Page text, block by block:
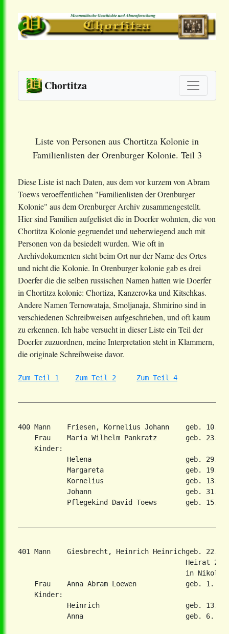
Chortitza
Liste von Personen aus Chortitza Kolonie in
Familienlisten der Orenburger Kolonie. Teil 3
Diese Liste ist nach Daten, aus dem vor kurzem von Abram
Toews veroeffentlichen "Familienlisten der Orenburger
Kolonie" aus dem Orenburger Archiv zusammengestellt.
Hier sind Familien aufgelistet die in Doerfer wohnten, die von
Chortitza Kolonie gegruendet und ueberwiegend auch mit
Personen von da besiedelt wurden. Wie oft in
Archivdokumenten steht beim Ort nur der Name des Ortes
und nicht die Kolonie. In Orenburger kolonie gab es drei
Doerfer die die selben russischen Namen hatten wie Doerfer
in Chortitza kolonie: Chortiza, Kanzerovka und Kitschkas.
Andere Namen Ternowataja, Smoljanaja, Shmirino sind in
verschiedenen Schreibweisen aufgeschrieben, und oft kaum
zu erkennen. Ich habe versucht in dieser Liste ein Teil der
Doerfer zuzuordnen, meine Interpretation steht in Klammern,
die originale Schreibweise davor.
Zum Teil 1 Zum Teil 2 Zum Teil 4
400 Mann    Friesen, Kornelius Johann    geb. 10.
Frau    Maria Wilhelm Pankratz       geb. 23.
    Kinder:
Helena                       geb. 29.
Margareta                    geb. 19.
Kornelius                    geb. 13.
Johann                       geb. 31.
Pflegekind David Toews       geb. 15.
401 Mann    Giesbrecht, Heinrich Heinrichgeb. 22.
Heirat 24.
in
Frau    Anna Abram Loewen            geb. 1.
    Kinder:
Heinrich                     geb. 13.
Anna                         geb. 6.